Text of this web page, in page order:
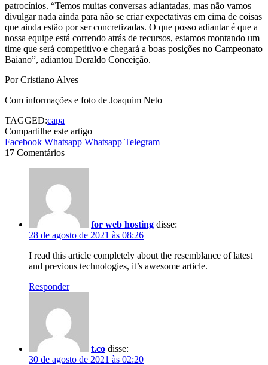
patrocínios. “Temos muitas conversas adiantadas, mas não vamos
divulgar nada ainda para não se criar expectativas em cima de coisas
que ainda estão por ser concretizadas. O que posso adiantar é que a
nossa equipe está correndo atrás de recursos, estamos montando um
time que será competitivo e chegará a boas posições no Campeonato
Baiano”, adiantou Deraldo Conceição.
Por Cristiano Alves
Com informações e foto de Joaquim Neto
TAGGED:capa
Compartilhe este artigo
Facebook Whatsapp Whatsapp Telegram
17 Comentários
for web hosting disse:
28 de agosto de 2021 às 08:26
I read this article completely about the resemblance of latest
and previous technologies, it’s awesome article.
Responder
t.co disse:
30 de agosto de 2021 às 02:20